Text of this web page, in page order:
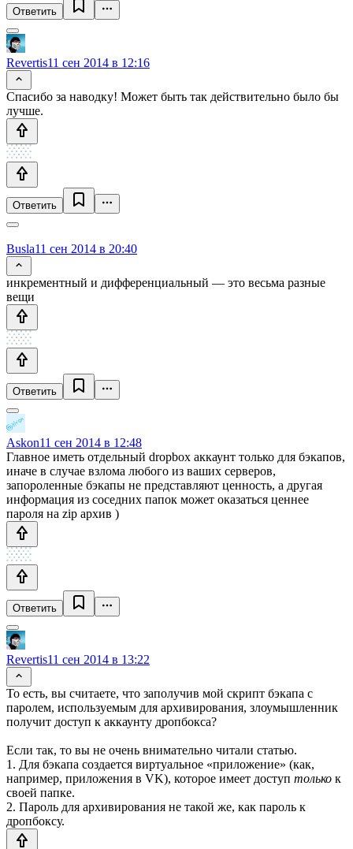
Ответить
Revertis11 сен 2014 в 12:16
Спасибо за наводку! Может быть так действительно было бы
лучше.
Ответить
Busla11 сен 2014 в 20:40
инкрементный и дифференциальный — это весьма разные
вещи
Ответить
Askon11 сен 2014 в 12:48
Главное иметь отдельный dropbox аккаунт только для бэкапов,
иначе в случае взлома любого из ваших серверов,
запороленные бэкапы не представляют ценность, а другая
информация из соседних папок может оказаться ценнее
пароля на zip архив )
Ответить
Revertis11 сен 2014 в 13:22
То есть, вы считаете, что заполучив мой скрипт бэкапа с
паролем, используемым для архивирования, злоумышленник
получит доступ к аккаунту дропбокса?
Если так, то вы не очень внимательно читали статью.
1. Для бэкапа создается виртуальное «приложение» (как,
например, приложения в VK), которое имеет доступ только к
своей папке.
2. Пароль для архивирования не такой же, как пароль к
дропбоксу.